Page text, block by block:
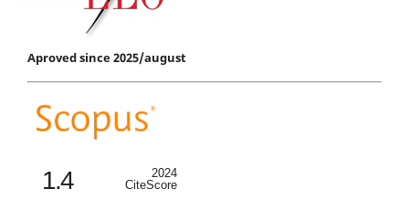
Aproved since 2025/august
1.4
2024
CiteScore